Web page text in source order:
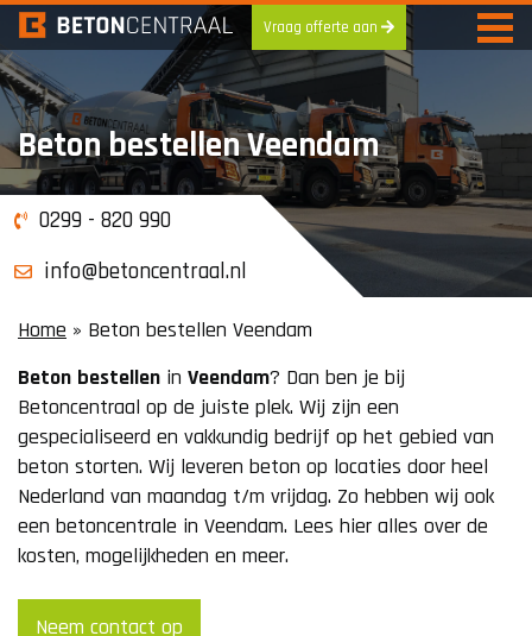
Vraag offerte aan
Skip
to
content
Beton bestellen Veendam
0299 - 820 990
info@betoncentraal.nl
Home » Beton bestellen Veendam
Beton bestellen in Veendam? Dan ben je bij
Betoncentraal op de juiste plek. Wij zijn een
gespecialiseerd en vakkundig bedrijf op het gebied van
beton storten. Wij leveren beton op locaties door heel
Nederland van maandag t/m vrijdag. Zo hebben wij ook
een betoncentrale in Veendam. Lees hier alles over de
kosten, mogelijkheden en meer.
Neem contact op